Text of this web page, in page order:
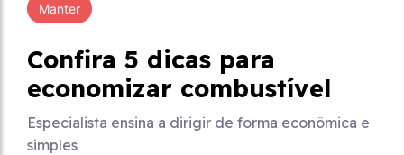
Manter
Confira 5 dicas para
economizar combustível
Especialista ensina a dirigir de forma econômica e
simples